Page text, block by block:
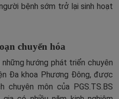
bệnh sớm trở lại sinh hoạt
chuyển hóa
hướng phát triển chuyên
Đa khoa Phương Đông, được
môn của PGS.TS.BS